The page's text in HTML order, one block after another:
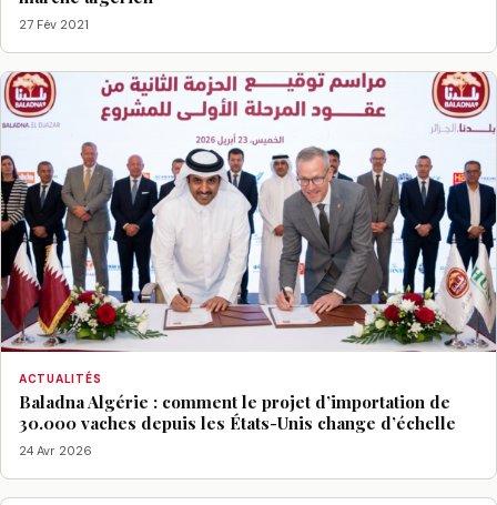
27 Fév 2021
ACTUALITÉS
Baladna Algérie : comment le projet d’importation de
30.000 vaches depuis les États-Unis change d’échelle
24 Avr 2026